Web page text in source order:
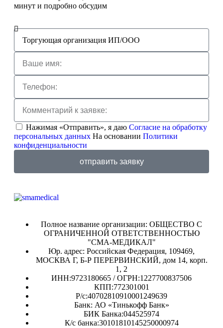
минут и подробно обсудим
Нажимая «Отправить», я даю Согласие на обработку
персональных данных На основании Политики
конфиденциальности
отправить заявку
Полное название организации: ОБЩЕСТВО С
ОГРАНИЧЕННОЙ ОТВЕТСТВЕННОСТЬЮ
"СМА-МЕДИКАЛ"
Юр. адрес: Российская Федерация, 109469,
МОСКВА Г, Б-Р ПЕРЕРВИНСКИЙ, дом 14, корп.
1, 2
ИНН:9723180665 / ОГРН:1227700837506
КПП:772301001
Р/с:40702810910001249639
Банк: АО «Тинькофф Банк»
БИК Банка:044525974
К/с банка:30101810145250000974